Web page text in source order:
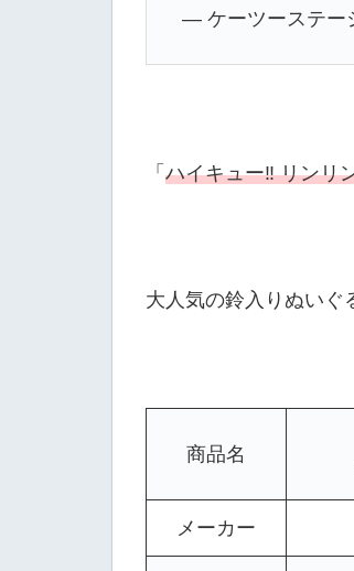
— ケーツーステー
「 ハイキュー‼ リンリ
大人気の鈴入りぬいぐ
商品名
リ
メーカー